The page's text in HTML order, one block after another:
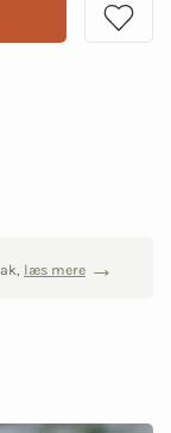
læs mere